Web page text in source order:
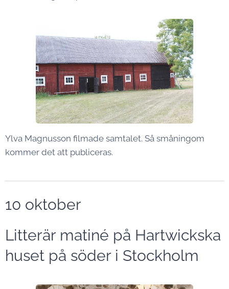
Ylva Magnusson filmade samtalet. Så småningom
kommer det att publiceras.
10 oktober
Litterär matiné på Hartwickska
huset på söder i Stockholm